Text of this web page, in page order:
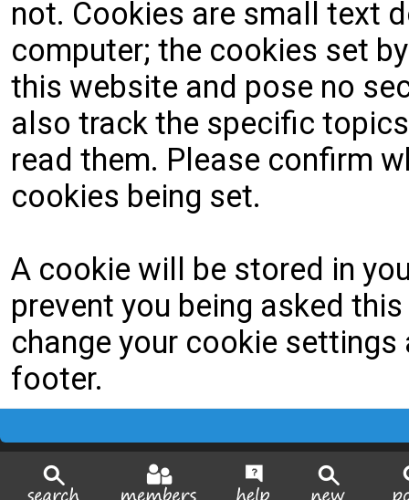
not. Cookies are small text
computer; the cookies set
this website and pose no
also track the specific
read them. Please confirm
cookies being set.
A cookie will be stored in
prevent you being asked
change your cookie
footer.